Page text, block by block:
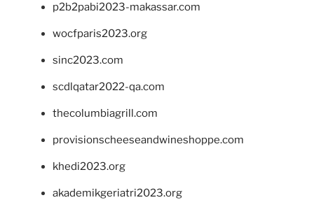
p2b2pabi2023-makassar.com
wocfparis2023.org
sinc2023.com
scdlqatar2022-qa.com
thecolumbiagrill.com
provisionscheeseandwineshoppe.com
khedi2023.org
akademikgeriatri2023.org